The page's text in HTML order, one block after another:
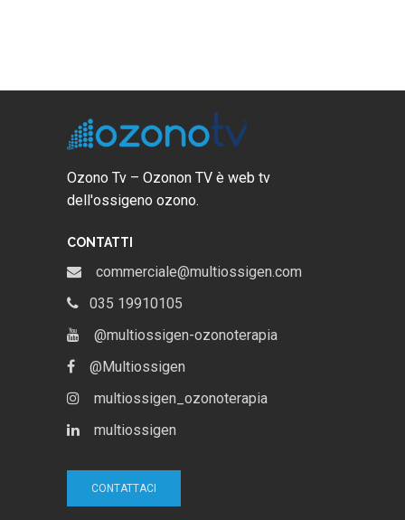
Ozono Tv – Ozonon TV è web tv
dell'ossigeno ozono.
CONTATTI
commerciale@multiossigen.com
035 19910105
@multiossigen-ozonoterapia
@Multiossigen
multiossigen_ozonoterapia
multiossigen
CONTATTACI